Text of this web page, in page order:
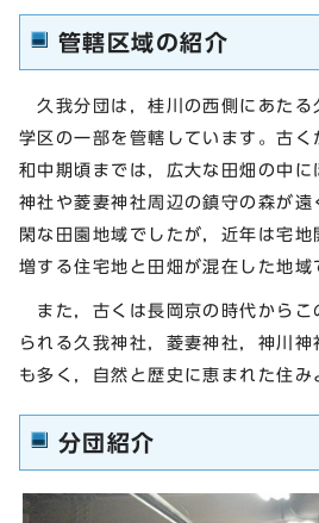
管轄区域の紹介
久我分団は，桂川の西側にあたる
学区の一部を管轄しています。古
和中期頃までは，広大な田畑の中
神社や菱妻神社周辺の鎮守の森が
閑な田園地域でしたが，近年は宅地
増する住宅地と田畑が混在した地域
また，古くは長岡京の時代からこ
られる久我神社，菱妻神社，神川
も多く，自然と歴史に恵まれた住み
分団紹介